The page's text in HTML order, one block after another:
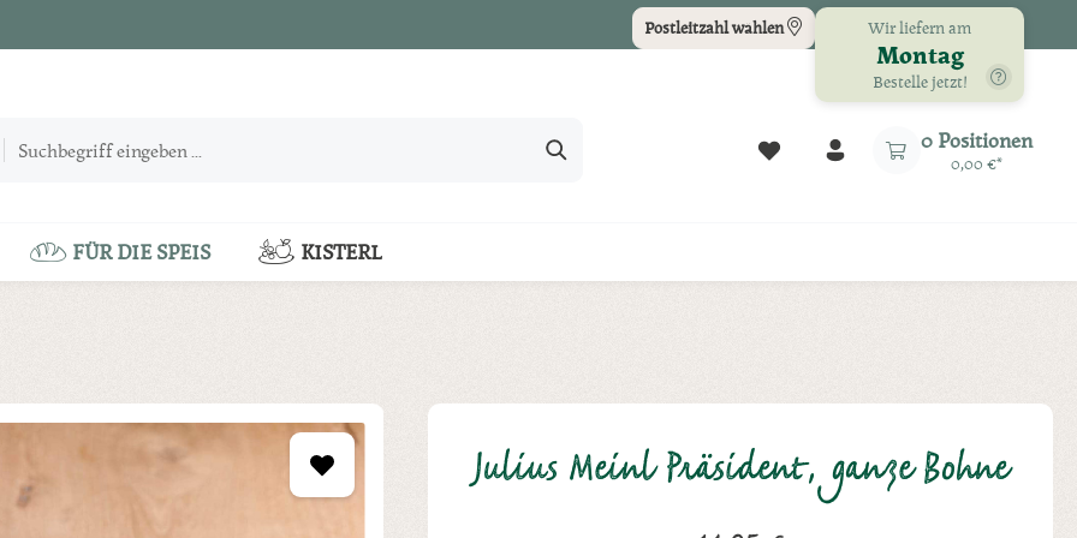
Postleitzahl wählen Wir liefern am
Montag
Bestelle jetzt!
Du hast 0 Produkte auf dem
0 Positionen
0,00 €*
FÜR DIE SPEIS KISTERL
Julius Meinl Präsident, ganze Bohne